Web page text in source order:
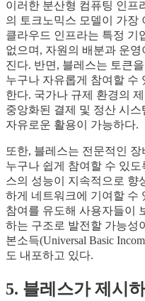
이러한 분산형 컴퓨팅 인프
의 토크노믹스 모델이 가장
클라우드 인프라는 특정 기
없으며, 자원의 배분과 운
진다. 반면, 블레스는 토큰
누구나 자유롭게 참여할 수
한다. 국가나 규제 환경의
중앙화된 결제 및 정산 시
자유로운 활용이 가능하다.
또한, 블레스는 전문적인
누구나 쉽게 참여할 수 있도
스의 성능이 지속적으로 향
하게 네트워크에 기여할 수
참여를 유도해 사용자들이
하는 구조로 발전할 가능성
본소득(Universal Basic
도 내포하고 있다.
5. 블레스가 제시